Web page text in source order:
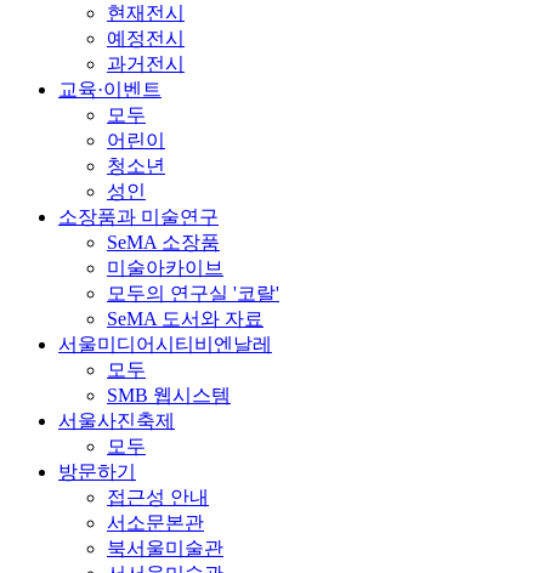
현재전시
예정전시
과거전시
교육·이벤트
모두
어린이
청소년
성인
소장품과 미술연구
SeMA 소장품
미술아카이브
모두의 연구실 '코랄'
SeMA 도서와 자료
서울미디어시티비엔날레
모두
SMB 웹시스템
서울사진축제
모두
방문하기
접근성 안내
서소문본관
북서울미술관